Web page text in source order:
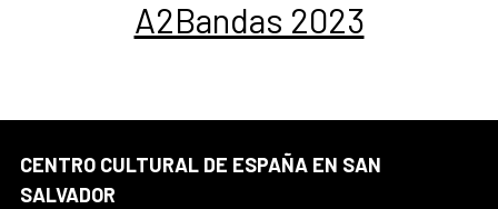
A2Bandas 2023
CENTRO CULTURAL DE ESPAÑA EN SAN
SALVADOR